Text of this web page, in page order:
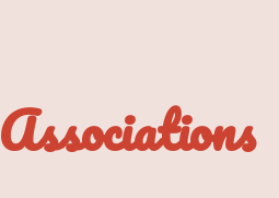
Associations